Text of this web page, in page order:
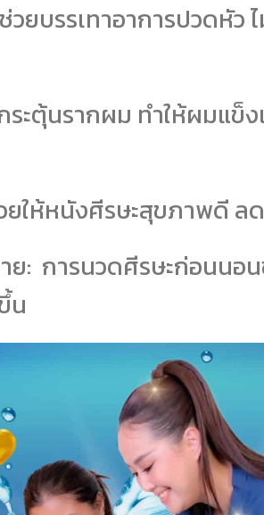
ยบรรเทาอาการปวดหัว
ระตุ้นรากผม ทำให้ผมแ
ให้หนังศีรษะสุขภาพดี ล
ย: การนวดศีรษะก่อนนอ
น